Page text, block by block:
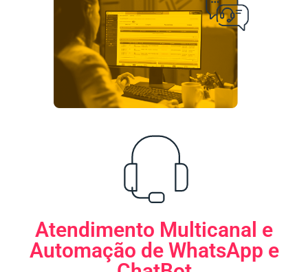
Atendimento Multicanal e
Automação de WhatsApp e